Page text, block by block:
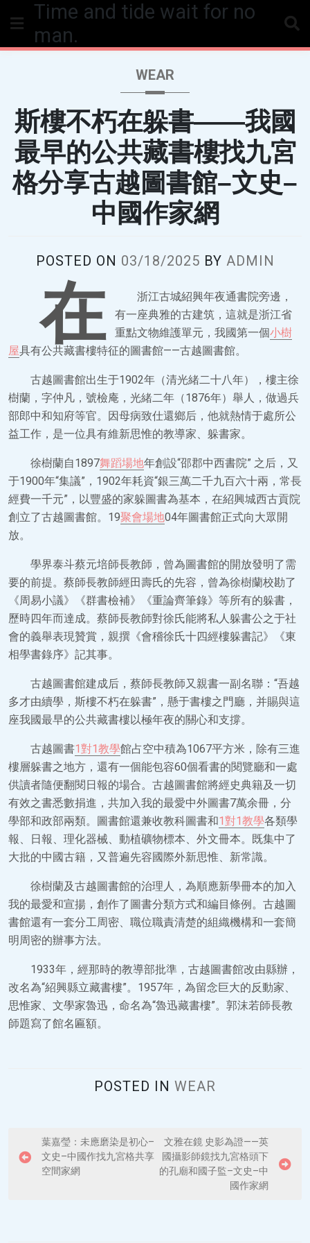
Time and tide wait for no
man.
WEAR
斯樓不朽在躲書——我國
最早的公共藏書樓找九宮
格分享古越圖書館–文史–
中國作家網
POSTED ON 03/18/2025 BY ADMIN
在
浙江古城紹興年夜通書院旁邊，
有一座典雅的古建筑，這就是浙江省
重點文物維護單元，我國第一個小樹
屋具有公共藏書樓特征的圖書館——古越圖書館。
古越圖書館出生于1902年（清光緒二十八年），樓主徐
樹蘭，字仲凡，號檢庵，光緒二年（1876年）舉人，做過兵
部郎中和知府等官。因母病致仕還鄉后，他就熱情于處所公
益工作，是一位具有維新思惟的教導家、躲書家。
徐樹蘭自1897舞蹈場地年創設“邵郡中西書院” 之后，又
于1900年“集議”，1902年耗資“銀三萬二千九百六十兩，常長
經費一千元”，以豐盛的家躲圖書為基本，在紹興城西古貢院
創立了古越圖書館。19聚會場地04年圖書館正式向大眾開
放。
學界泰斗蔡元培師長教師，曾為圖書館的開放發明了需
要的前提。蔡師長教師經田壽氏的先容，曾為徐樹蘭校勘了
《周易小議》《群書檢補》《重論齊筆錄》等所有的躲書，
歷時四年而達成。蔡師長教師對徐氏能將私人躲書公之于社
會的義舉表現贊賞，親撰《會稽徐氏十四經樓躲書記》《東
相學書錄序》記其事。
古越圖書館建成后，蔡師長教師又親書一副名聯：“吾越
多才由續學，斯樓不朽在躲書”，懸于書樓之門廳，并賜與這
座我國最早的公共藏書樓以極年夜的關心和支撐。
古越圖書1對1教學館占空中積為1067平方米，除有三進
樓層躲書之地方，還有一個能包容60個看書的閱覽廳和一處
供讀者隨便翻閱日報的場合。古越圖書館將經史典籍及一切
有效之書悉數捐進，共加入我的最愛中外圖書7萬余冊，分
學部和政部兩類。圖書館還兼收教科圖書和1對1教學各類學
報、日報、理化器械、動植礦物標本、外文冊本。既集中了
大批的中國古籍，又普遍先容國際外新思惟、新常識。
徐樹蘭及古越圖書館的治理人，為順應新學冊本的加入
我的最愛和宣揚，創作了圖書分類方式和編目條例。古越圖
書館還有一套分工周密、職位職責清楚的組織機構和一套簡
明周密的辦事方法。
1933年，經那時的教導部批準，古越圖書館改由縣辦，
改名為“紹興縣立藏書樓”。1957年，為留念巨大的反動家、
思惟家、文學家魯迅，命名為“魯迅藏書樓”。郭沫若師長教
師題寫了館名匾額。
POSTED IN WEAR
o
葉嘉瑩：未應磨染是初心–
文史–中國作找九宮格共享
空間家網
文雅在鏡 史影為證——英
國攝影師鏡找九宮格頭下
的孔廟和國子監–文史–中
國作家網